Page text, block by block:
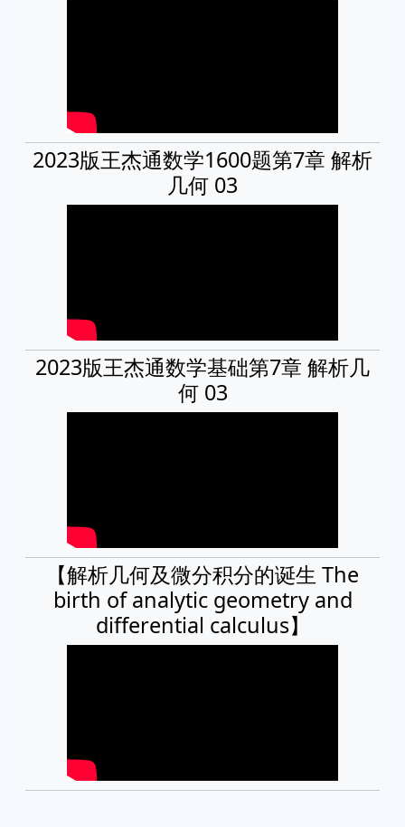
2023版王杰通数学1600题第7章 解析
几何 03
2023版王杰通数学基础第7章 解析几
何 03
【解析几何及微分积分的诞生 The
birth of analytic geometry and
differential calculus】